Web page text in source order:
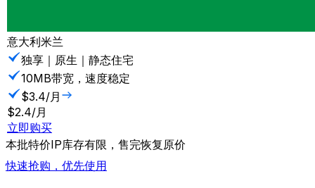
意大利米兰
独享｜原生｜静态住宅
10MB带宽，速度稳定
$3.4/月
$2.4/月
立即购买
本批特价IP库存有限，售完恢复原价
快速抢购，优先使用